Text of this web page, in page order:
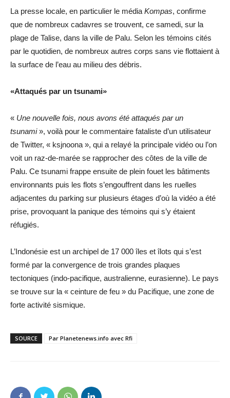
La presse locale, en particulier le média Kompas, confirme
que de nombreux cadavres se trouvent, ce samedi, sur la
plage de Talise, dans la ville de Palu. Selon les témoins cités
par le quotidien, de nombreux autres corps sans vie flottaient à
la surface de l’eau au milieu des débris.
«Attaqués par un tsunami»
« Une nouvelle fois, nous avons été attaqués par un
tsunami», voilà pour le commentaire fataliste d’un utilisateur
de Twitter, « ksjnoona », qui a relayé la principale vidéo ou l’on
voit un raz-de-marée se rapprocher des côtes de la ville de
Palu. Ce tsunami frappe ensuite de plein fouet les bâtiments
environnants puis les flots s’engouffrent dans les ruelles
adjacentes du parking sur plusieurs étages d’où la vidéo a été
prise, provoquant la panique des témoins qui s’y étaient
réfugiés.
L’Indonésie est un archipel de 17 000 îles et îlots qui s’est
formé par la convergence de trois grandes plaques
tectoniques (indo-pacifique, australienne, eurasienne). Le pays
se trouve sur la « ceinture de feu » du Pacifique, une zone de
forte activité sismique.
SOURCE Par Planetenews.info avec Rfi